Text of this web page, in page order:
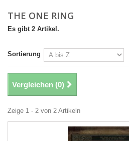
THE ONE RING
Es gibt 2 Artikel.
Sortierung
Vergleichen (0)
Zeige 1 - 2 von 2 Artikeln